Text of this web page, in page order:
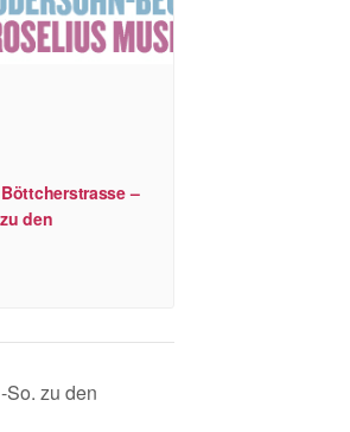
–
den
So. zu den